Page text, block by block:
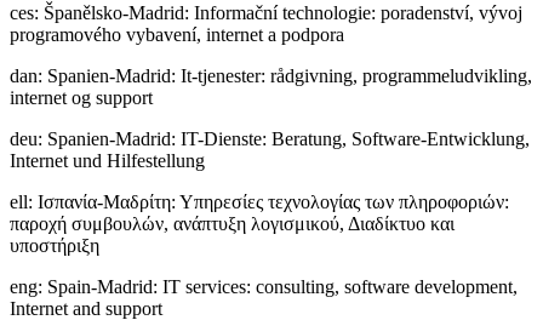
ces: Španělsko-Madrid: Informační technologie: poradenství, vývoj
programového vybavení, internet a podpora
dan: Spanien-Madrid: It-tjenester: rådgivning, programmeludvikling,
internet og support
deu: Spanien-Madrid: IT-Dienste: Beratung, Software-Entwicklung,
Internet und Hilfestellung
ell: Ισπανία-Μαδρίτη: Υπηρεσίες τεχνολογίας των πληροφοριών:
παροχή συμβουλών, ανάπτυξη λογισμικού, Διαδίκτυο και
υποστήριξη
eng: Spain-Madrid: IT services: consulting, software development,
Internet and support